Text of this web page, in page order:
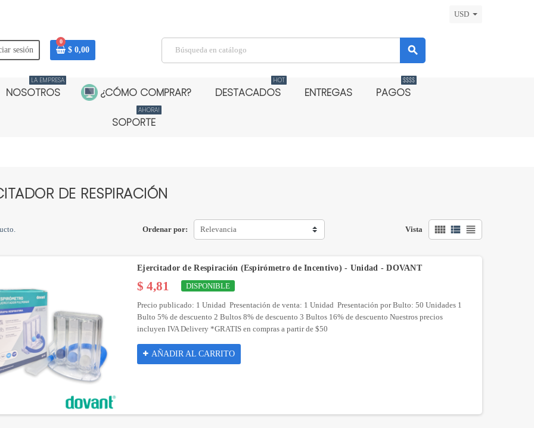
USD
sesión
0
$ 0,00 search
NOSOTROS
LA EMPRESA
¿CÓMO COMPRAR? DESTACADOS
HOT
ENTREGAS PAGOS
$$$$
SOPORTE
AHORA!
DE RESPIRACIÓN
Ordenar por: Relevancia Vista view_comfy view_list view_headline
Ejercitador de Respiración (Espirómetro de Incentivo) - Unidad - DOVANT
$ 4,81 DISPONIBLE
Precio publicado: 1 Unidad Presentación de venta: 1 Unidad Presentación por Bulto: 50 Unidades 1
Bulto 5% de descuento 2 Bultos 8% de descuento 3 Bultos 16% de descuento Nuestros precios
incluyen IVA Delivery *GRATIS en compras a partir de $50
AÑADIR AL CARRITO